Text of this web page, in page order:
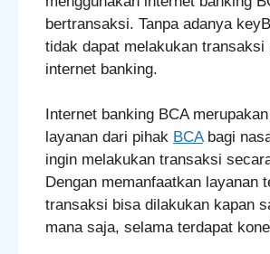
bertransaksi. Tanpa adanya
tidak dapat melakukan transaksi
internet banking.
Internet banking BCA
layanan dari pihak BCAbagi
ingin melakukan transaksi
Dengan memanfaatkan layanan
transaksi bisa dilakukan kapan
mana saja, selama terdapat